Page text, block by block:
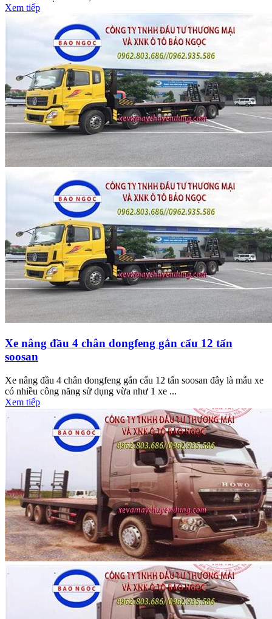
Xem tiếp
Xe nâng đầu 4 chân dongfeng gắn cẩu 12 tấn
soosan
Xe nâng đầu 4 chân dongfeng gắn cẩu 12 tấn soosan đây là mẫu xe
có nhiều công năng sử dụng vừa như 1 xe ...
Xem tiếp